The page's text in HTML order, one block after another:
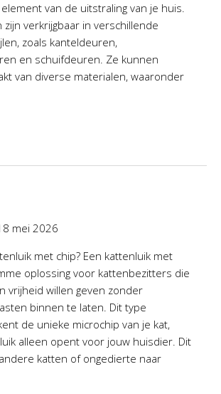
van de uitstraling van je huis.
zijn verkrijgbaar in verschillende
zoals kanteldeuren,
en schuifdeuren. Ze kunnen
van diverse materialen, waaronder
mei 2026
met chip? Een kattenluik met
oplossing voor kattenbezitters die
vrijheid willen geven zonder
binnen te laten. Dit type
de unieke microchip van je kat,
alleen opent voor jouw huisdier. Dit
katten of ongedierte naar